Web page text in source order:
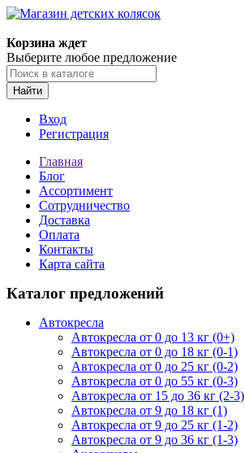
Корзина ждет
Выберите любое предложение
Найти
Вход
Регистрация
Главная
Блог
Ассортимент
Сотрудничество
Доставка
Оплата
Контакты
Карта сайта
Каталог предложений
Автокресла
Автокресла от 0 до 13 кг (0+)
Автокресла от 0 до 18 кг (0-1)
Автокресла от 0 до 25 кг (0-2)
Автокресла от 0 до 55 кг (0-3)
Автокресла от 15 до 36 кг (2-3)
Автокресла от 9 до 18 кг (1)
Автокресла от 9 до 25 кг (1-2)
Автокресла от 9 до 36 кг (1-3)